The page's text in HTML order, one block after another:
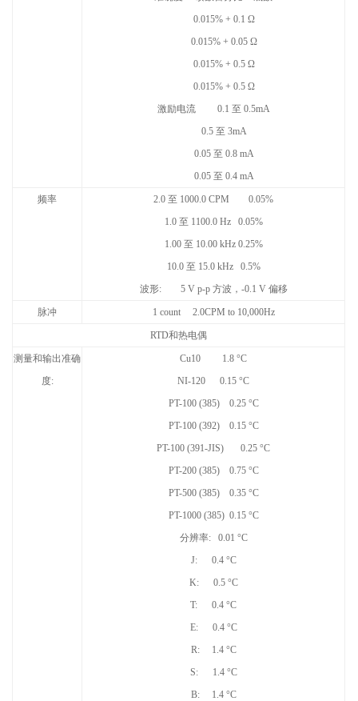
0.015% + 0.1 Ω
0.015% + 0.05 Ω
0.015% + 0.5 Ω
0.015% + 0.5 Ω
激励电流0.1 至 0.5mA
0.5至 3mA
0.05至 0.8 mA
0.05至 0.4 mA
频率 2.0至 1000.0 CPM 0.05%
1.0 至 1100.0 Hz 0.05%
1.00 至 10.00 kHz 0.25%
10.0 至 15.0 kHz 0.5%
波形: 5 V p-p 方波， -0.1 V 偏移
脉冲 1 count 2.0CPM to 10,000Hz
RTD和热电偶
测量和输出准确
度:
Cu10 1.8 °C
NI-120 0.15 °C
PT-100 (385) 0.25 °C
PT-100 (392) 0.15 °C
PT-100 (391-JIS) 0.25 °C
PT-200 (385) 0.75 °C
PT-500 (385) 0.35 °C
PT-1000 (385) 0.15 °C
分辨率: 0.01 °C
J: 0.4 °C
K: 0.5 °C
T: 0.4 °C
E: 0.4 °C
R: 1.4 °C
S: 1.4 °C
B: 1.4 °C